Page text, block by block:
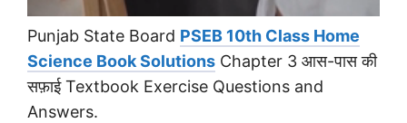
Punjab State Board PSEB 10th Class Home
Science Book Solutions Chapter 3 आस-पास की
सफ़ाई Textbook Exercise Questions and
Answers.